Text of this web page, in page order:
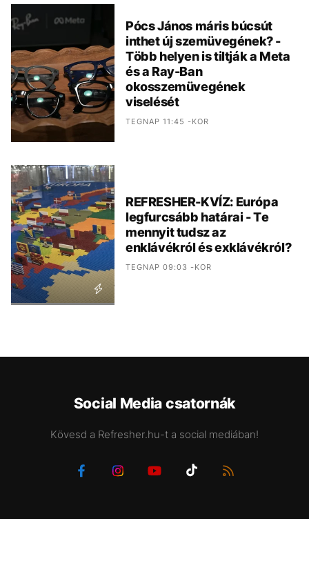
Pócs János máris búcsút
inthet új szemüvegének? -
Több helyen is tiltják a Meta
és a Ray-Ban
okosszemüvegének
viselését
TEGNAP 11:45 -KOR
REFRESHER-KVÍZ: Európa
legfurcsább határai - Te
mennyit tudsz az
enklávékról és exklávékról?
TEGNAP 09:03 -KOR
Social Media csatornák
Kövesd a Refresher.hu-t a social mediában!